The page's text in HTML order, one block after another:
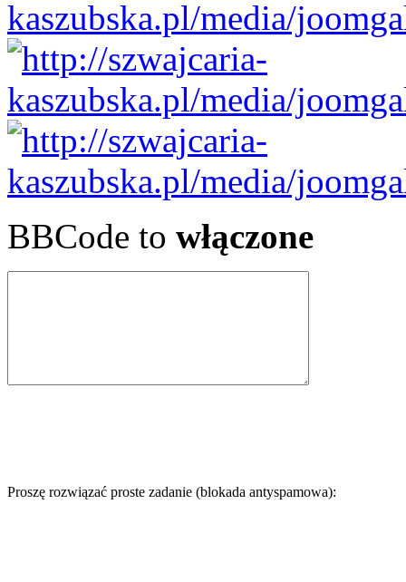
BBCode to włączone
Proszę rozwiązać proste zadanie (blokada antyspamowa):